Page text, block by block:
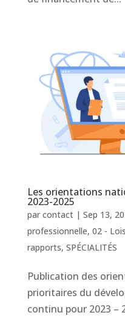
Les orientations
2023-2025
par contact| Sep 13,
professionnelle, 02 -
rapports, SPÉCIALITÉS
Publication des
prioritaires du
continu pour 2023 –